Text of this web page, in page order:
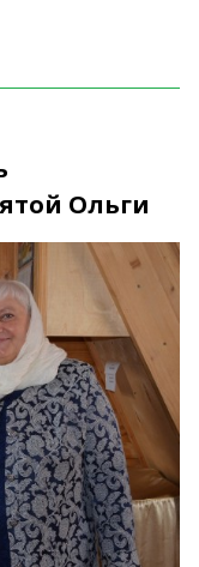
Ольги